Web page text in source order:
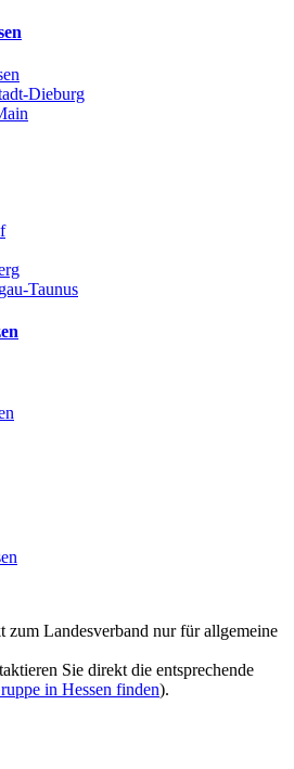
Dieburg
Taunus
zum Landesverband nur für allgemeine
Sie direkt die entsprechende
in Hessen finden).